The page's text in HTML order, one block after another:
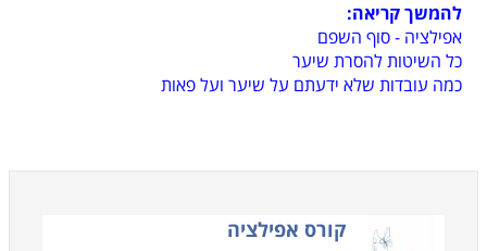
להמשך קריאה:
אפילציה - סוף השפם
כל השיטות להסרת שיער
כמה עובדות שלא ידעתם על שיער ועל פאות
קורס אפילציה